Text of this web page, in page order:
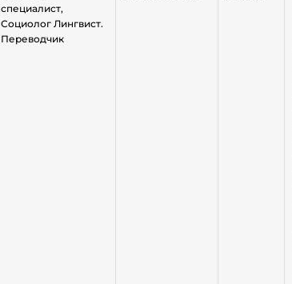
специалист,
Социолог Лингвист.
Переводчик